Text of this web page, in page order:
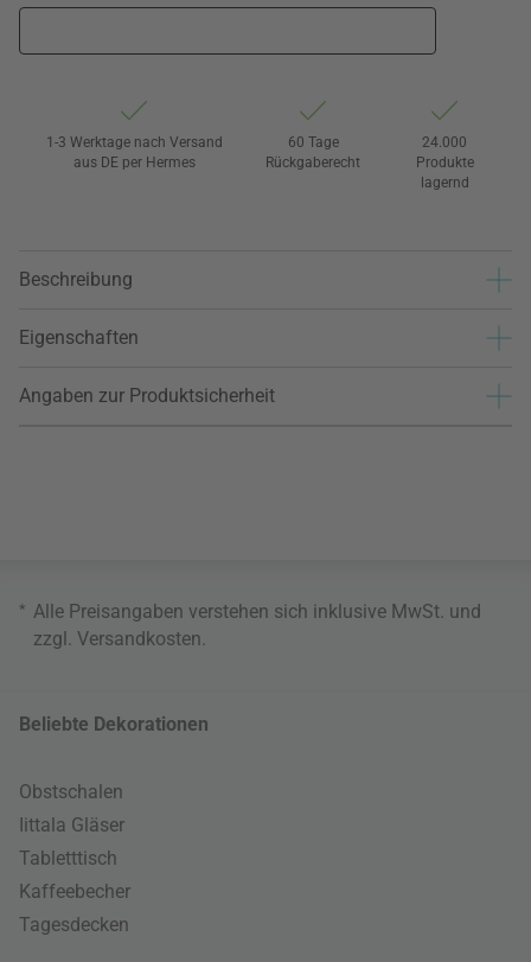
1-3 Werktage nach Versand
aus DE per Hermes
60 Tage
Rückgaberecht
24.000
Produkte
lagernd
Beschreibung
Eigenschaften
Angaben zur Produktsicherheit
* Alle Preisangaben verstehen sich inklusive MwSt. und
zzgl. Versandkosten
Beliebte Dekorationen
Obstschalen
Iittala Gläser
Tabletttisch
Kaffeebecher
Tagesdecken